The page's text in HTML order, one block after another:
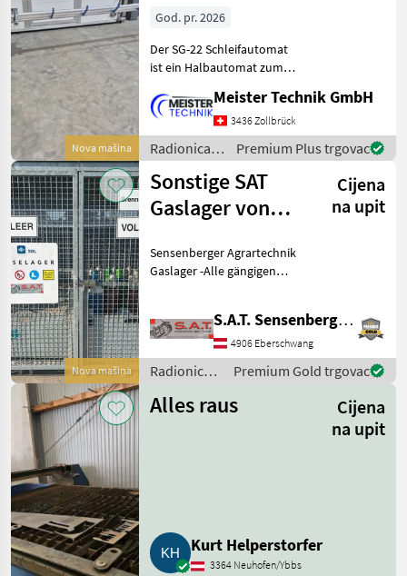
Nova mašina
God. pr. 2026
Der SG-22 Schleifautomat
ist ein Halbautomat zum
gängigen Doppel- sowie
Standartmähmesser.Die
optimalen
Einstellmöglichkeiten
führen zu best
Meister Technik GmbH
3436 Zollbrück
Radionica /
Sonstige
Premium Plus trgovac
Nova mašina
Sonstige SAT
Gaslager von
Cijena
na upit
Sensenberger Agrartechnik
Gaslager -Alle gängigen
Miet-, Tauschflaschen -
Unser Sortiment: -
Sauerstoff in 10 Li
S.A.T. Sensenberger Agrar-Technik
4906 Eberschwang
Radionica /
Premium Gold trgovac
Alles raus
Cijena
na upit
Kurt Helperstorfer
3364 Neuhofen/Ybbs